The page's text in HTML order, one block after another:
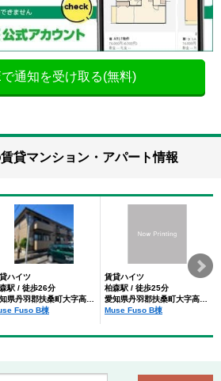
通知を受け取る(無料)
貸マンション・アパート情報
ハイツ
駅 / 徒歩26分
愛知県丹羽郡扶桑町大字高木字吉山丁目
Fuso B棟
賃貸ハイツ
柏森駅 / 徒歩25分
愛知県丹羽郡扶桑町大字高木字吉山丁目
Muse Fuso B棟